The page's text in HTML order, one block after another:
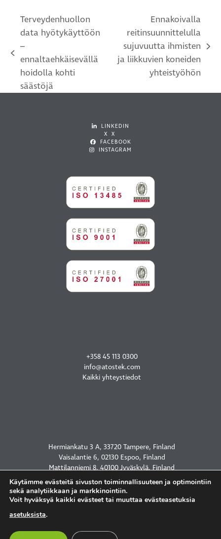
previous
post:
Terveydenhuollon
data hyötykäyttöön
–
ennaltaehkäisevällä
hoidolla kohti
säästöjä
next
post:
Ennakoivalla
reitinsuunnittelulla
sujuvuutta ihmisten
ja liikkuvien koneiden
yhteistyöhön
LINKEDIN
X X
FACEBOOK
INSTAGRAM
+358 45 113 0300
info@atostek.com
Kaikki yhteystiedot
Hermiankatu 3 A, 33720 Tampere, Finland
Vaisalantie 6, 02130 Espoo, Finland
Mattilanniemi 8, 40100 Jyväskylä, Finland
2450 Holcombe Blvd, Houston, TX 77021, USA
Käytämme evästeitä sivuston toiminnallisuuteen ja optimointiin
sekä analytiikkaan ja markkinointiin.
Voit hyväksyä kaikki evästeet tai muuttaa evästeasetuksia
asetuksista.